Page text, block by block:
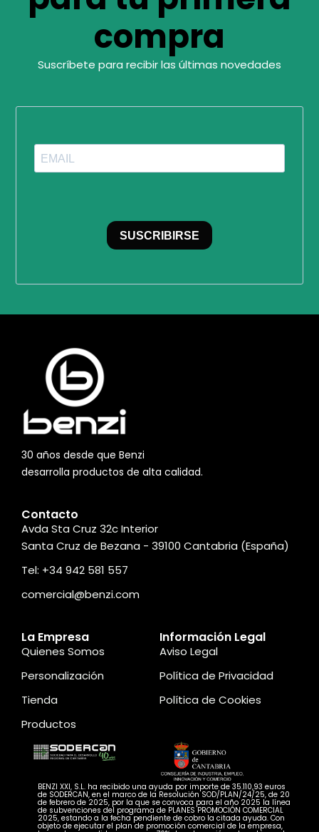
compra
Suscríbete para recibir las últimas novedades
SUSCRIBIRSE
30 años desde que Benzi
desarrolla productos de alta calidad.
Contacto
Avda Sta Cruz 32c Interior
Santa Cruz de Bezana - 39100 Cantabria (España)
Tel: +34 942 581 557
comercial@benzi.com
La Empresa
Quienes Somos
Personalización
Tienda
Productos
Información Legal
Aviso Legal
Política de Privacidad
Política de Cookies
BENZI XXI, S.L. ha recibido una ayuda por importe de 35.110,93 euros
de SODERCAN, en el marco de la Resolución SOD/PLAN/24/25, de 20
de febrero de 2025, por la que se convoca para el año 2025 la línea
de subvenciones del programa de PLANES PROMOCIÓN COMERCIAL
2025, estando a la fecha pendiente de cobro la citada ayuda. Con
objeto de ejecutar el plan de promoción comercial de la empresa,